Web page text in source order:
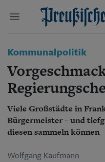
Suchen und finden
Kommunalpolitik
Viele Großstädte in
Bürgermeister – und
diesen sammeln können
Wolfgang Kaufmann